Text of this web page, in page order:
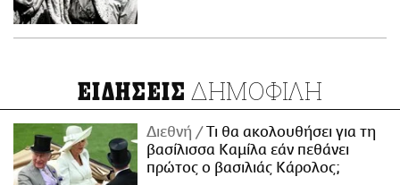
ΕΙΔΗΣΕΙΣ ΔΗΜΟΦΙΛΗ
Διεθνή
Τι θα ακολουθήσει για τη
βασίλισσα Καμίλα εάν πεθάνει
πρώτος ο βασιλιάς Κάρολος;